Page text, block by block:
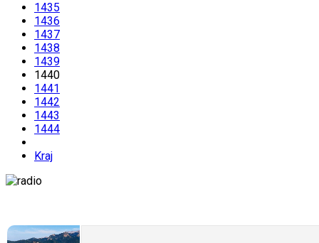
1435
1436
1437
1438
1439
1440
1441
1442
1443
1444
Kraj